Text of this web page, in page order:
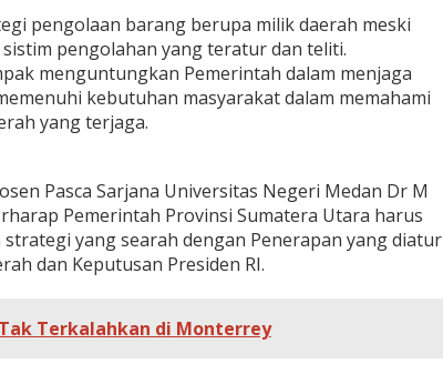
pengolaan barang berupa milik daerah meski
pengolahan yang teratur dan teliti.
menguntungkan Pemerintah dalam menjaga
kebutuhan masyarakat dalam memahami
yang terjaga.
Pasca Sarjana Universitas Negeri Medan Dr M
Pemerintah Provinsi Sumatera Utara harus
yang searah dengan Penerapan yang diatur
dan Keputusan Presiden RI.
Terkalahkan di Monterrey